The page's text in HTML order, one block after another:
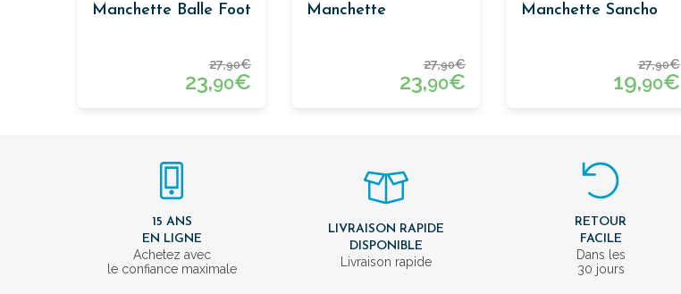
Manchette Balle Foot
27,90€
23,90€
Manchette
27,90€
23,90€
Manchette Sancho
27,90€
19,90€
15 ANS
EN LIGNE
Achetez avec
le confiance maximale
LIVRAISON RAPIDE
DISPONIBLE
Livraison rapide
RETOUR
FACILE
Dans les
30 jours